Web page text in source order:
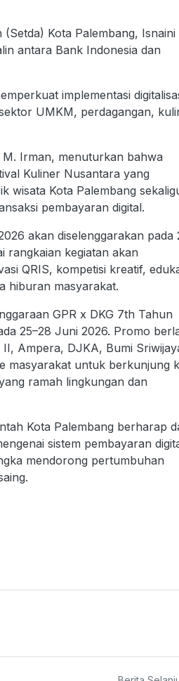
Kota Palembang, Isnaini
antara Bank Indonesia dan
implementasi
UMKM, perdagangan,
M. Irman, menuturkan bahwa
Kuliner Nusantara yang
wisata Kota Palembang
pembayaran digital.
akan diselenggarakan pada
rangkaian kegiatan akan
QRIS, kompetisi kreatif,
hiburan masyarakat.
GPR x DKG 7th Tahun
25–28 Juni 2026. Promo
Ampera, DJKA, Bumi
masyarakat untuk berkunjung
ramah lingkungan dan
Kota Palembang berharap
sistem pembayaran
mendorong pertumbuhan